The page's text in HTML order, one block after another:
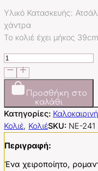
Υλικό Κατασκευής:
χάντρα
Το κολιέ έχει μήκος
Cocktails
and
Love
ποσότηταΠροσθήκη στο
καλάθι
Κατηγορίες:
Κολιέ, ΚολιέSKU: NE-241
Περιγραφή:
Ένα χειροποίητο,